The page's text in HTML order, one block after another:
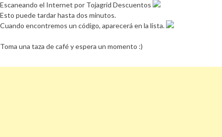
Escaneando el Internet por Tojagrid Descuentos
Esto puede tardar hasta dos minutos.
Cuando encontremos un código, aparecerá en la lista.
Toma una taza de café y espera un momento :)